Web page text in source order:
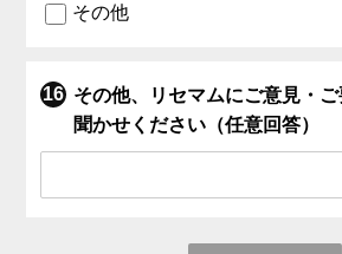
その他
その他、リセマムにご意見・
聞かせください（任意回答）